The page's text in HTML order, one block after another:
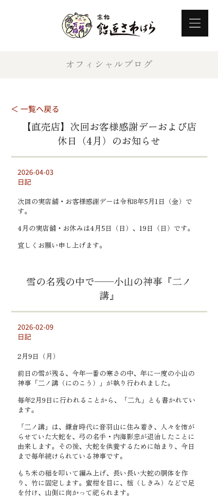
オフィシャルブログ
＜ 一覧へ戻る
【直売店】次回お客様感謝デーおよび店
休日（4月）のお知らせ
2026-04-03
日記
次回の実店舗・お客様感謝デーは令和8年5月1日（金）で
す。
4月の実店舗・お休みは4月5日（日）、19日（日）です。
宜しくお願い申し上げます。
雪の名残の中で──小山の神事『二ノ
講』
2026-02-09
日記
2月9日（月）
前日の雪が残る、今年一番の寒さの中、年に一度の小山の
神事「二ノ講（にのこう）」が執り行われました。
毎年2月9日に行われることから、「二九」とも書かれてい
ます。
「二ノ講」は、鎌倉時代に音羽山に住み着き、人々を怖が
らせていた大蛇を、弓の名手・内海影忠が退治したことに
由来します。その後、大蛇を供養するために始まり、今日
まで毎年続けられている神事です。
もち米の稲を叩いて編み上げ、長い長い大蛇の胴体を作
り、竹に固定します。蜜柑を目に、樒（しきみ）などで足
を付け、山側に向かって祀られます。